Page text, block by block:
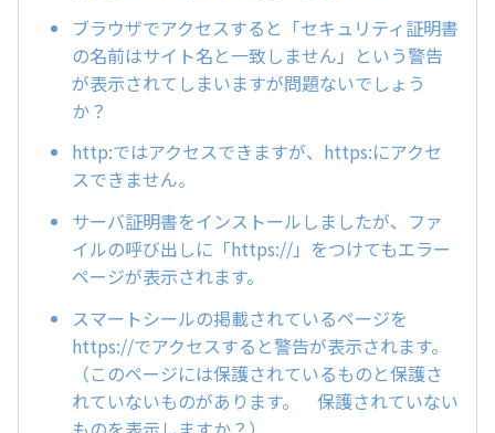
ブラウザでアクセスすると「セキュリティ証明書
の名前はサイト名と一致しません」という警告
が表示されてしまいますが問題ないでしょう
か？
http:ではアクセスできますが、https:にアクセ
スできません。
サーバ証明書をインストールしましたが、ファ
イルの呼び出しに「https://」をつけてもエラー
ページが表示されます。
スマートシールの掲載されているページを
https://でアクセスすると警告が表示されます。
（このページには保護されているものと保護さ
れていないものがあります。 保護されていない